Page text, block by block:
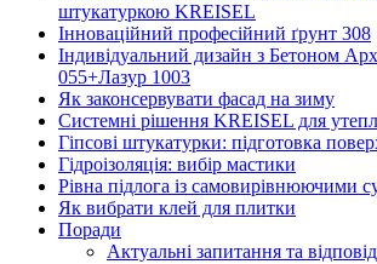
штукатуркою KREISEL
Інноваційний професійний ґрунт 308
Індивідуальний дизайн з Бетоном
055+Лазур 1003
Як законсервувати фасад на зиму
Системні рішення KREISEL для
Гіпсові штукатурки: підготовка
Гідроізоляція: вибір мастики
Рівна підлога із самовирівнюючими
Як вибрати клей для плитки
Поради
Актуальні запитання та